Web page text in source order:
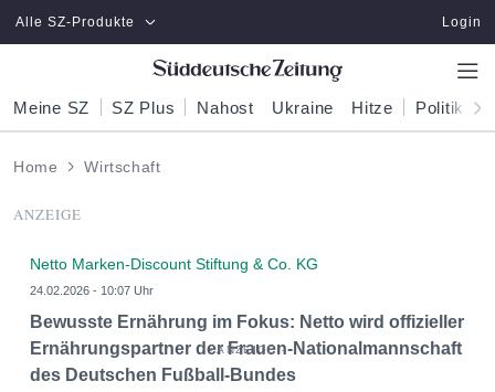
Zum Hauptinhalt springen
Alle SZ-Produkte Login
Meine SZ SZ Plus Nahost Ukraine Hitze Politik
Home Wirtschaft
ANZEIGE
Netto Marken-Discount Stiftung & Co. KG
24.02.2026 - 10:07 Uhr
Bewusste Ernährung im Fokus: Netto wird offizieller
Ernährungspartner der Frauen-Nationalmannschaft
des Deutschen Fußball-Bundes